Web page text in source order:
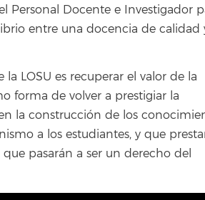
Personal Docente e Investigador
entre una docencia de calidad
LOSU es recuperar el valor de la
forma de volver a prestigiar la
la construcción de los
a los estudiantes, y que
pasarán a ser un derecho del